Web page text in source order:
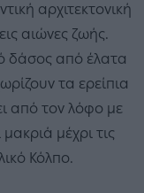
αρχιτεκτονική
αιώνες ζωής.
δάσος από έλατα
τα ερείπια
από τον λόφο με
μέχρι τις
Κόλπο.